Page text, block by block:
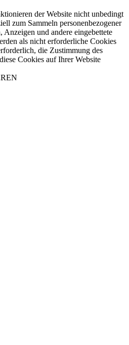
der Website nicht unbedingt
zum Sammeln personenbezogener
Anzeigen und andere eingebettete
als nicht erforderliche Cookies
die Zustimmung des
Cookies auf Ihrer Website